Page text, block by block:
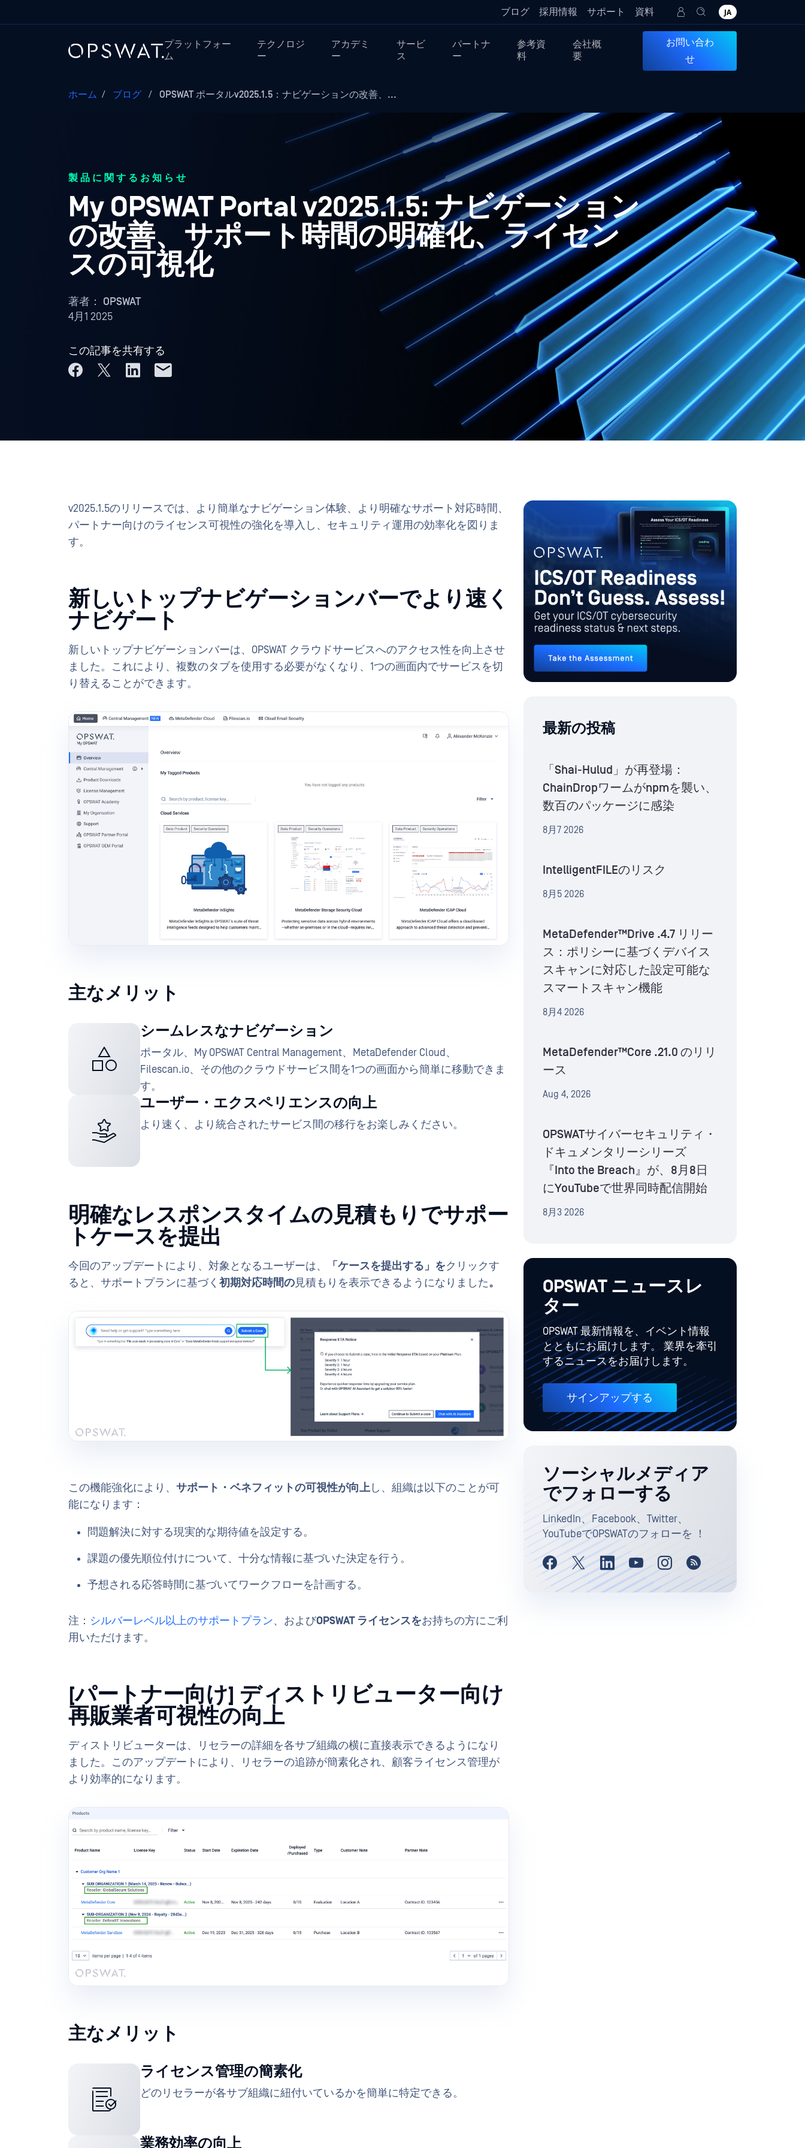
ブログ 採用情報 サポート 資料 JA
プラットフォー
ム
テクノロジ
ー
アカデミ
ー
サービ
ス
パートナ
ー
参考資
料
会社概
要
お問い合わ
せ
ホーム / ブログ / OPSWAT ポータルv2025.1.5：ナビゲーションの改善、...
製品に関するお知らせ
My OPSWAT Portal v2025.1.5: ナビゲーション
の改善、サポート時間の明確化、ライセン
スの可視化
著者： OPSWAT
4月1 2025
この記事を共有する
v2025.1.5のリリースでは、より簡単なナビゲーション体験、より明確なサポート対応時間、
パートナー向けのライセンス可視性の強化を導入し、セキュリティ運用の効率化を図りま
す。
新しいトップナビゲーションバーでより速く
ナビゲート
新しいトップナビゲーションバーは、OPSWAT クラウドサービスへのアクセス性を向上させ
ました。これにより、複数のタブを使用する必要がなくなり、1つの画面内でサービスを切
り替えることができます。
主なメリット
シームレスなナビゲーション
ポータル、My OPSWAT Central Management、MetaDefender Cloud、
Filescan.io、その他のクラウドサービス間を1つの画面から簡単に移動できま
す。
ユーザー・エクスペリエンスの向上
より速く、より統合されたサービス間の移行をお楽しみください。
明確なレスポンスタイムの見積もりでサポー
トケースを提出
今回のアップデートにより、対象となるユーザーは、 「ケースを提出する」をクリックす
ると、サポートプランに基づく 初期対応時間の見積もりを表示できるようになりました。
この機能強化により、 サポート・ベネフィットの可視性が向上し、組織は以下のことが可
能になります：
問題解決に対する現実的な期待値を設定する。
課題の優先順位付けについて、十分な情報に基づいた決定を行う。
予想される応答時間に基づいてワークフローを計画する。
注： シルバーレベル以上のサポートプラン、およびOPSWAT ライセンスをお持ちの方にご利
用いただけます。
[パートナー向け] ディストリビューター向け
再販業者可視性の向上
ディストリビューターは、リセラーの詳細を各サブ組織の横に直接表示できるようになり
ました。このアップデートにより、リセラーの追跡が簡素化され、顧客ライセンス管理が
より効率的になります。
主なメリット
ライセンス管理の簡素化
どのリセラーが各サブ組織に紐付いているかを簡単に特定できる。
業務効率の向上
最新の投稿
「Shai-Hulud」が再登場：
ChainDropワームがnpmを襲い、
数百のパッケージに感染
8月7 2026
IntelligentFILEのリスク
8月5 2026
MetaDefender™Drive .4.7 リリー
ス：ポリシーに基づくデバイス
スキャンに対応した設定可能な
スマートスキャン機能
8月4 2026
MetaDefender™Core .21.0 のリリ
ース
Aug 4, 2026
OPSWATサイバーセキュリティ・
ドキュメンタリーシリーズ
『Into the Breach』が、8月8日
にYouTubeで世界同時配信開始
8月3 2026
OPSWAT ニュースレ
ター
OPSWAT 最新情報を、イベント情報
とともにお届けします。 業界を牽引
するニュースをお届けします。
サインアップする
ソーシャルメディア
でフォローする
LinkedIn、Facebook、Twitter、
YouTubeでOPSWATのフォローを ！